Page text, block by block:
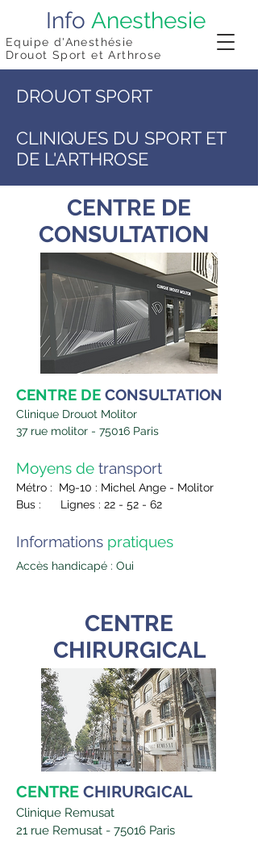
Info Anesthesie
Equipe d'Anesthésie
Drouot Sport et Arthrose
DROUOT SPORT
CLINIQUES DU SPORT ET
DE L'ARTHROSE
CENTRE DE
CONSULTATION
CENTRE DE CONSULTATION
Clinique Drouot Molitor
37 rue molitor - 75016 Paris
Moyens de transport
Métro : M9-10 : Michel Ange - Molitor
Bus : Lignes : 22 - 52 - 62
Informations pratiques
Accès handicapé : Oui
CENTRE
CHIRURGICAL
CENTRE CHIRURGICAL
Clinique Remusat
21 rue Remusat - 75016 Paris